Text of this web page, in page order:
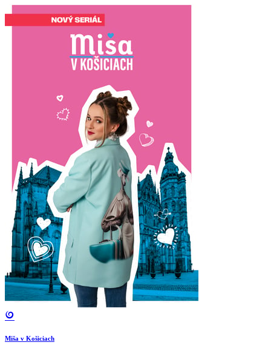
Miša v Košiciach